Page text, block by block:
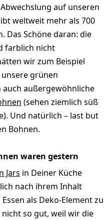
auf unseren
weltweit mehr als 700
Das Schöne daran: die
farblich nicht
wir zum Beispiel
unsere grünen
außergewöhnliche
(sehen ziemlich süß
Und natürlich – last but
Bohnen.
waren gestern
Jars in Deiner Küche
nach ihrem Inhalt
als Deko-Element zu
so gut, weil wir die